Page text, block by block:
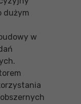
dużym
w